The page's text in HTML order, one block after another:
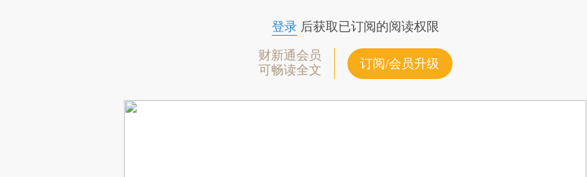
登录后获取已订阅的阅读权限
财新通会员
可畅读全文
订阅/会员升级